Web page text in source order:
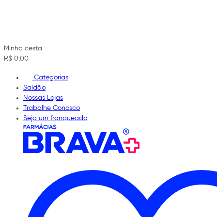
Minha cesta
R$ 0,00
Categorias
Saldão
Nossas Lojas
Trabalhe Conosco
Seja um franqueado